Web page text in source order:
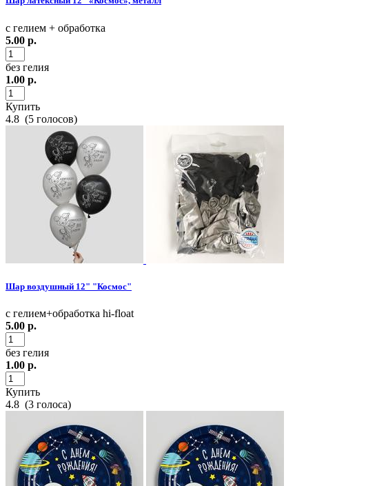
с гелием + обработка
5.00 р.
без гелия
1.00 р.
Купить
4.8 (5 голосов)
Шар воздушный 12" "Космос"
с гелием+обработка hi-float
5.00 р.
без гелия
1.00 р.
Купить
4.8 (3 голоса)